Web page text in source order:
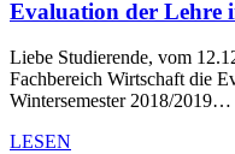
Evaluation der Lehre
Liebe Studierende, vom
Fachbereich Wirtschaft die
Wintersemester 2018/2019…
LESEN